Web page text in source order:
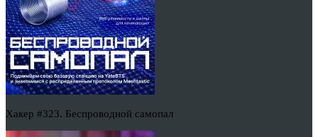
Хакер #323. Беспроводной самопал